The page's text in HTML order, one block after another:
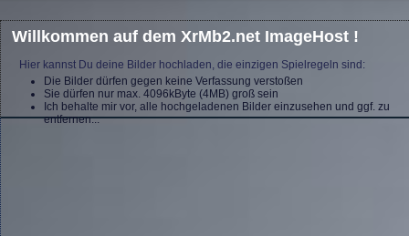
Willkommen auf dem XrMb2.net ImageHost !
Hier kannst Du deine Bilder hochladen, die einzigen Spielregeln sind:
Die Bilder dürfen gegen keine Verfassung verstoßen
Sie dürfen nur max. 4096kByte (4MB) groß sein
Ich behalte mir vor, alle hochgeladenen Bilder einzusehen und ggf. zu
entfernen...